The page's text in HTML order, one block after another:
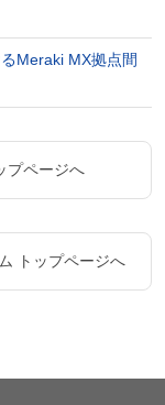
Meraki MX拠点間
プページへ
トップページへ